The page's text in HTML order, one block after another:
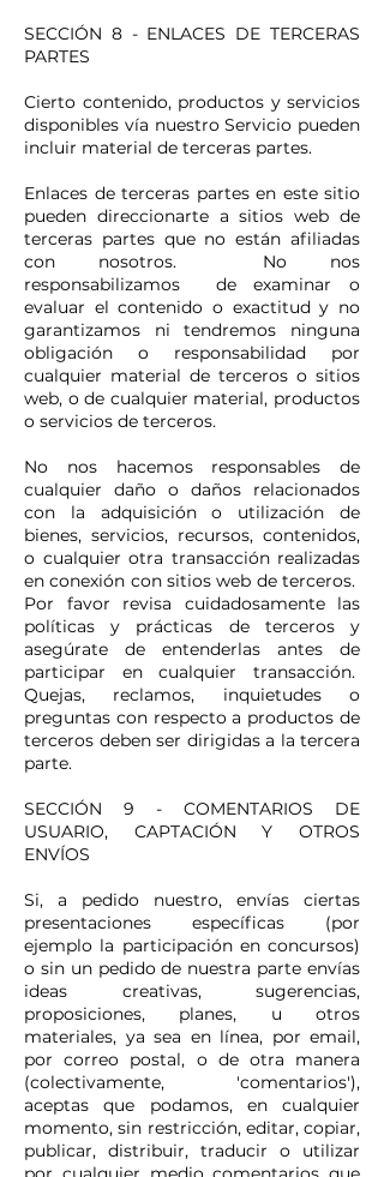
SECCIÓN 8 - ENLACES DE TERCERAS
PARTES
Cierto contenido, productos y servicios
disponibles vía nuestro Servicio pueden
incluir material de terceras partes.
Enlaces de terceras partes en este sitio
pueden direccionarte a sitios web de
terceras partes que no están afiliadas
con nosotros. No nos
responsabilizamos de examinar o
evaluar el contenido o exactitud y no
garantizamos ni tendremos ninguna
obligación o responsabilidad por
cualquier material de terceros o sitios
web, o de cualquier material, productos
o servicios de terceros.
No nos hacemos responsables de
cualquier daño o daños relacionados
con la adquisición o utilización de
bienes, servicios, recursos, contenidos,
o cualquier otra transacción realizadas
en conexión con sitios web de terceros.
Por favor revisa cuidadosamente las
políticas y prácticas de terceros y
asegúrate de entenderlas antes de
participar en cualquier transacción.
Quejas, reclamos, inquietudes o
preguntas con respecto a productos de
terceros deben ser dirigidas a la tercera
parte.
SECCIÓN 9 - COMENTARIOS DE
USUARIO, CAPTACIÓN Y OTROS
ENVÍOS
Si, a pedido nuestro, envías ciertas
presentaciones específicas (por
ejemplo la participación en concursos)
o sin un pedido de nuestra parte envías
ideas creativas, sugerencias,
proposiciones, planes, u otros
materiales, ya sea en línea, por email,
por correo postal, o de otra manera
(colectivamente, 'comentarios'),
aceptas que podamos, en cualquier
momento, sin restricción, editar, copiar,
publicar, distribuir, traducir o utilizar